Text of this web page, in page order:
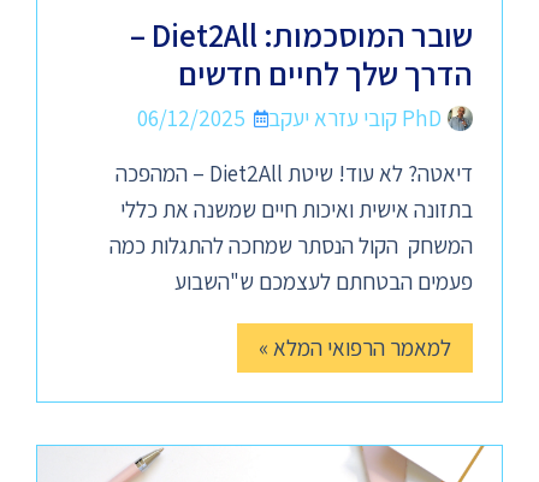
שובר המוסכמות: Diet2All –
הדרך שלך לחיים חדשים
PhD קובי עזרא יעקב
06/12/2025
דיאטה? לא עוד! שיטת Diet2All – המהפכה
בתזונה אישית ואיכות חיים שמשנה את כללי
המשחק הקול הנסתר שמחכה להתגלות כמה
פעמים הבטחתם לעצמכם ש"השבוע
למאמר הרפואי המלא »